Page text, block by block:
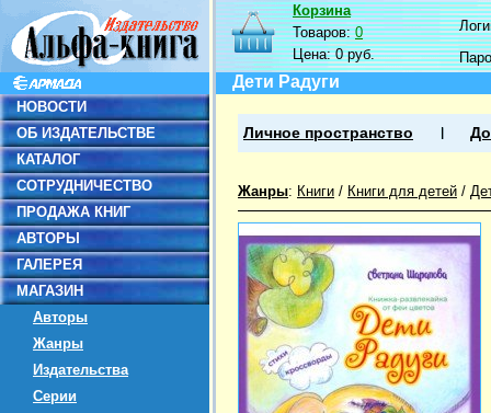
НОВОСТИ
ОБ ИЗДАТЕЛЬСТВЕ
КАТАЛОГ
СОТРУДНИЧЕСТВО
ПРОДАЖА КНИГ
АВТОРЫ
ГАЛЕРЕЯ
МАГАЗИН
Авторы
Жанры
Издательства
Серии
Корзина
Товаров:0
Цена:0 руб.
Дети Радуги
Личное пространство
Жанры: Книги / Книги для детей /